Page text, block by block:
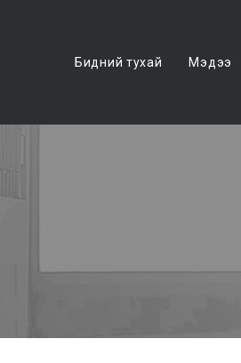
Бидний тухай Мэдээ